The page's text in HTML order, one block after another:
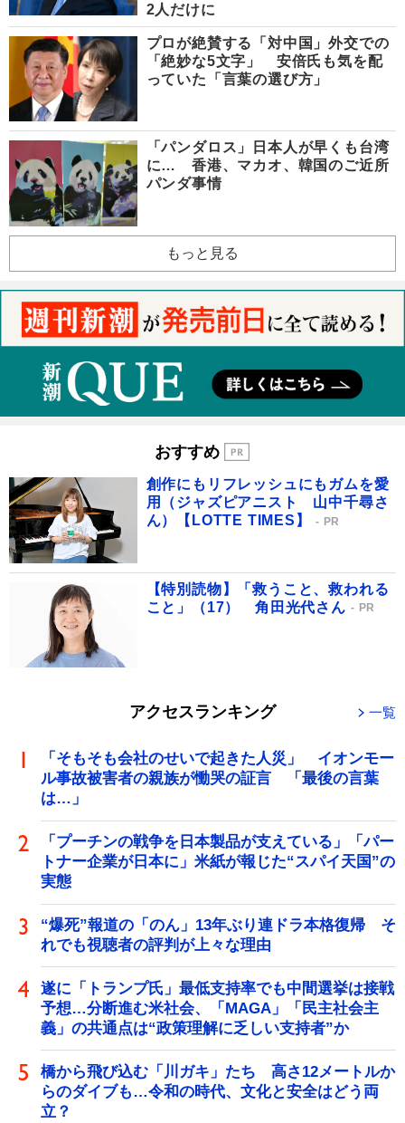
2人だけに
プロが絶賛する「対中国」外交での
「絶妙な5文字」 安倍氏も気を配
っていた「言葉の選び方」
「パンダロス」日本人が早くも台湾
に… 香港、マカオ、韓国のご近所
パンダ事情
もっと見る
おすすめ
創作にもリフレッシュにもガムを愛
用（ジャズピアニスト 山中千尋さ
ん）【LOTTE TIMES】
PR
【特別読物】「救うこと、救われる
こと」（17） 角田光代さん
PR
アクセスランキング 一覧
「そもそも会社のせいで起きた人災」 イオンモー
ル事故被害者の親族が慟哭の証言 「最後の言葉
は…」
「プーチンの戦争を日本製品が支えている」「パー
トナー企業が日本に」米紙が報じた“スパイ天国”の
実態
“爆死”報道の「のん」13年ぶり連ドラ本格復帰 そ
れでも視聴者の評判が上々な理由
遂に「トランプ氏」最低支持率でも中間選挙は接戦
予想…分断進む米社会、「MAGA」「民主社会主
義」の共通点は“政策理解に乏しい支持者”か
橋から飛び込む「川ガキ」たち 高さ12メートルか
らのダイブも…令和の時代、文化と安全はどう両
立？